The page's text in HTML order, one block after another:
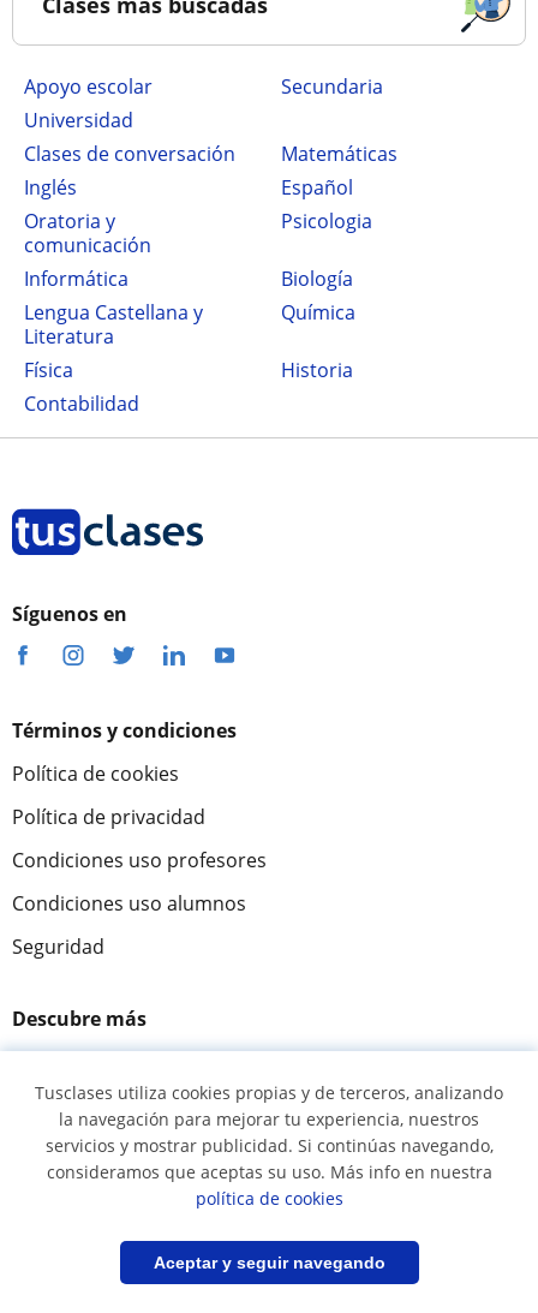
Guardar búsqueda
Apoyo escolar
secundaria
Universidad
Clases de conversación
Matemáticas
Inglés
Español
Oratoria y
comunicación
Psicologia
Informática
Biología
Lengua Castellana y
Literatura
Química
Física
Historia
Contabilidad
Síguenos en
Términos y condiciones
Política de cookies
Política de privacidad
Condiciones uso profesores
Condiciones uso alumnos
Seguridad
Descubre más
Cómo funciona
Acceso profesores
Misión y visión
Tusclases en el mundo
Tusclases utiliza cookies propias y de terceros, analizando
la navegación para mejorar tu experiencia, nuestros
servicios y mostrar publicidad. Si continúas navegando,
consideramos que aceptas su uso. Más info en nuestra
política de cookies
Aceptar y seguir navegando